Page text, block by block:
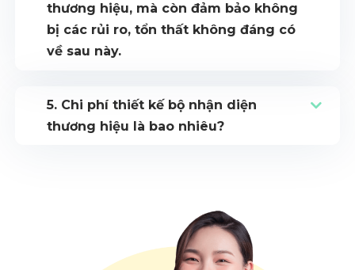
thương hiệu, mà còn đảm bảo không
bị các rủi ro, tổn thất không đáng có
về sau này.
5. Chi phí thiết kế bộ nhận diện
thương hiệu là bao nhiêu?